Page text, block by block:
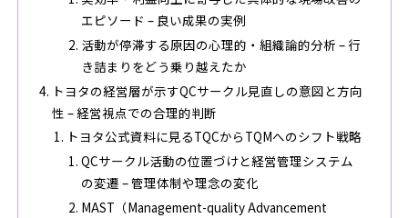
エピソード – 良い成果の実例
活動が停滞する原因の心理的・組織論的分析 – 行
き詰まりをどう乗り越えたか
トヨタの経営層が示すQCサークル見直しの意図と方向
性 – 経営視点での合理的判断
トヨタ公式資料に見るTQCからTQMへのシフト戦略
QCサークル活動の位置づけと経営管理システム
の変遷 – 管理体制や理念の変化
MAST（Management-quality Advancement